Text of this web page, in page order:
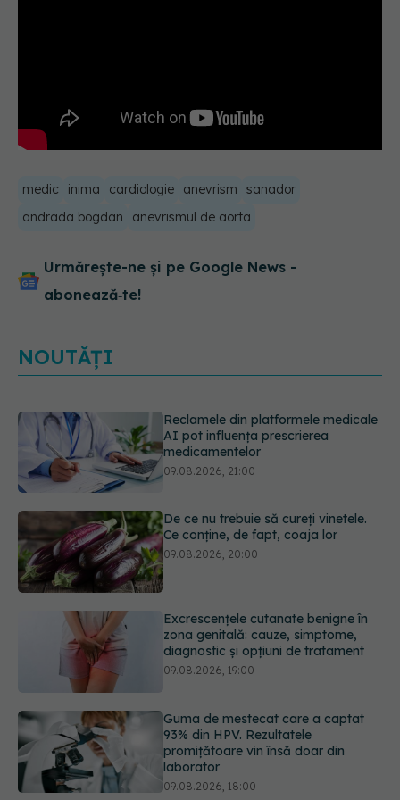
medic inima cardiologie anevrism
sanador
andrada bogdan
anevrismul de aorta
Urmărește-ne și pe Google News -
abonează‑te!
NOUTĂȚI
De ce nu trebuie să cureți vinetele.
Ce conține, de fapt, coaja lor
09.08.2026, 20:00
Excrescențele cutanate benigne în
zona genitală: cauze, simptome,
diagnostic și opțiuni de tratament
Guma de mestecat care a captat
93% din HPV. Rezultatele
promițătoare vin însă doar din
laborator
Câte zile de concediu avem nevoie
într-un an? Răspunsul oferit de un
studiu desfășurat timp de 40 de ani
09.08.2026, 17:00